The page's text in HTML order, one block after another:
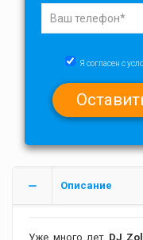
Я согласен с
Описание
Уже много лет DJ